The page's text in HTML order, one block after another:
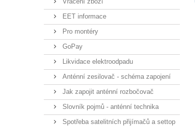
EET informace
Pro montéry
GoPay
Likvidace elektroodpadu
Anténní zesilovač - schéma zapojení
Jak zapojit anténní rozbočovač
Slovník pojmů - anténní technika
Spotřeba satelitních přijímačů a settop